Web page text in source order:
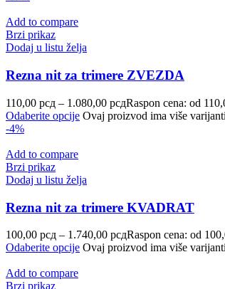
Add to compare
Brzi prikaz
Dodaj u listu želja
Rezna nit za trimere ZVEZDA
110,00 рсд – 1.080,00 рсдRaspon cena: od
Odaberite opcije Ovaj proizvod ima više
-4%
Add to compare
Brzi prikaz
Dodaj u listu želja
Rezna nit za trimere KVADRAT
100,00 рсд – 1.740,00 рсдRaspon cena: od
Odaberite opcije Ovaj proizvod ima više
Add to compare
Brzi prikaz